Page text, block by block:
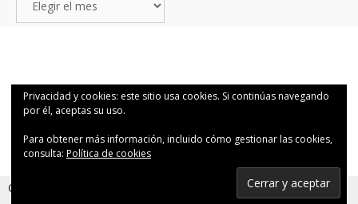
© 2026 1Q48 Fotografía para valientes por Canutosson.• Creado con
GeneratePress
Suscribirse
Privacidad y cookies: este sitio usa cookies. Si continúas navegando
por él, aceptas su uso.
Para obtener más información, incluido cómo gestionar las cookies,
consulta: Política de cookies
Cookies help us deliver our services. By using our services,